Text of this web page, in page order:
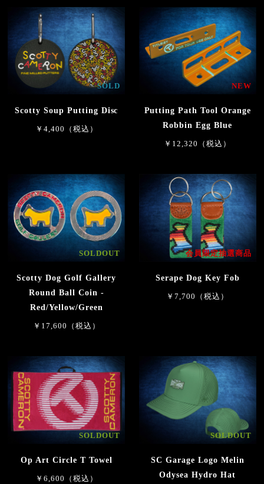
SOLD
Scotty Soup Putting Disc
￥4,400（税込）
NEW
Putting Path Tool Orange
Robbin Egg Blue
￥12,320（税込）
SOLDOUT
Scotty Dog Golf Gallery
Round Ball Coin -
Red/Yellow/Green
￥17,600（税込）
会員限定抽選商品
Serape Dog Key Fob
￥7,700（税込）
SOLDOUT
Op Art Circle T Towel
￥6,600（税込）
SOLDOUT
SC Garage Logo Melin
Odysea Hydro Hat